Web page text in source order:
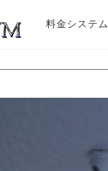
料金システム